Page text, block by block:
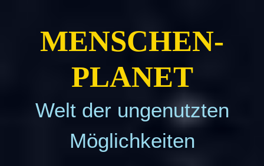
MEN­SCHEN­
PLA­NET
Welt der ungenutzten
Möglichkeiten